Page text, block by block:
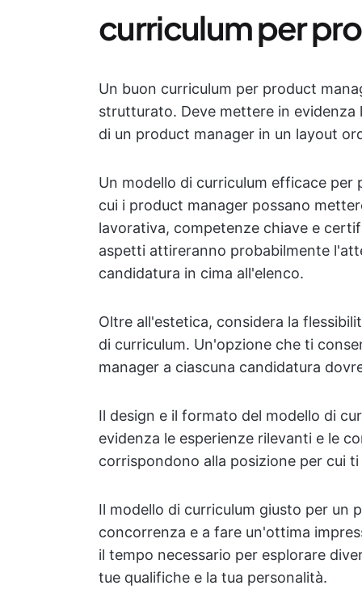
curriculum per
Un buon curriculum per product
strutturato. Deve mettere in
di un product manager in un layout
Un modello di curriculum efficace
cui i product manager possano
lavorativa, competenze chiave e
aspetti attireranno probabilmente
candidatura in cima all'elenco.
Oltre all'estetica, considera la
di curriculum. Un'opzione che ti
manager a ciascuna candidatura
Il design e il formato del modello di
evidenza le esperienze rilevanti e le
corrispondono alla posizione per cui
Il modello di curriculum giusto per un
concorrenza e a fare un'ottima
il tempo necessario per esplorare
tue qualifiche e la tua personalità.